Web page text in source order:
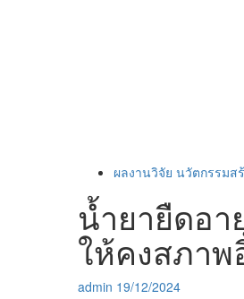
ผลงานวิจัย นวัตกรรมส
น้ำยายืดอ
ให้คงสภา
admin 19/12/2024